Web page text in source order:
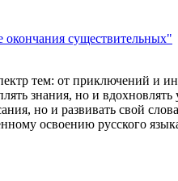
существительных"
тем: от приключений и
знания, но и
но и развивать свой
освоению русского